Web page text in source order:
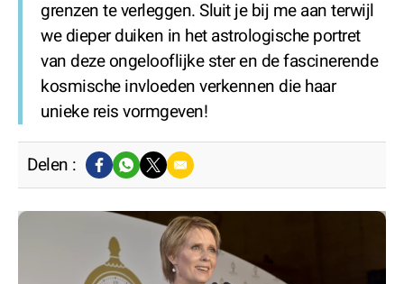
grenzen te verleggen. Sluit je bij me aan terwijl
we dieper duiken in het astrologische portret
van deze ongelooflijke ster en de fascinerende
kosmische invloeden verkennen die haar
unieke reis vormgeven!
Delen :